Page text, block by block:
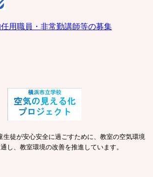
用職員・非常勤講師等の募集
生徒が安心安全に過ごすために、教室の空気環境
し、教室環境の改善を推進しています。